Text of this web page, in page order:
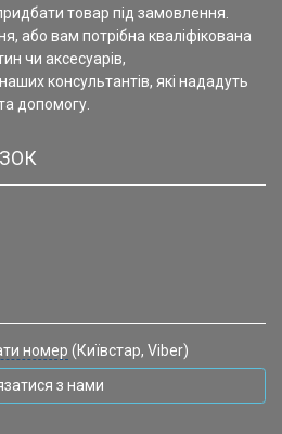
товар під замовлення.
або вам потрібна кваліфікована
чи аксесуарів,
консультантів, які нададуть
допомогу.
номер (Київстар, Viber)
з нами